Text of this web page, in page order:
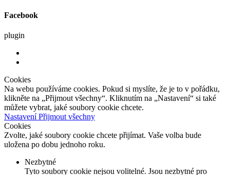
Facebook
plugin
Cookies
Na webu používáme cookies. Pokud si myslíte, že je to v pořádku,
klikněte na „Přijmout všechny“. Kliknutím na „Nastavení“ si také
můžete vybrat, jaké soubory cookie chcete.
NastaveníPřijmout všechny
Cookies
Zvolte, jaké soubory cookie chcete přijímat. Vaše volba bude
uložena po dobu jednoho roku.
Nezbytné
Tyto soubory cookie nejsou volitelné. Jsou nezbytné pro